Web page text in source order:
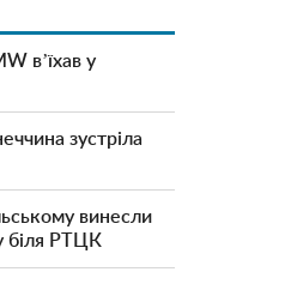
вʼїхав у
зустріла
винесли
біля РТЦК